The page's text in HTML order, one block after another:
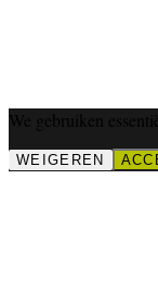
We gebruiken
WEIGEREN